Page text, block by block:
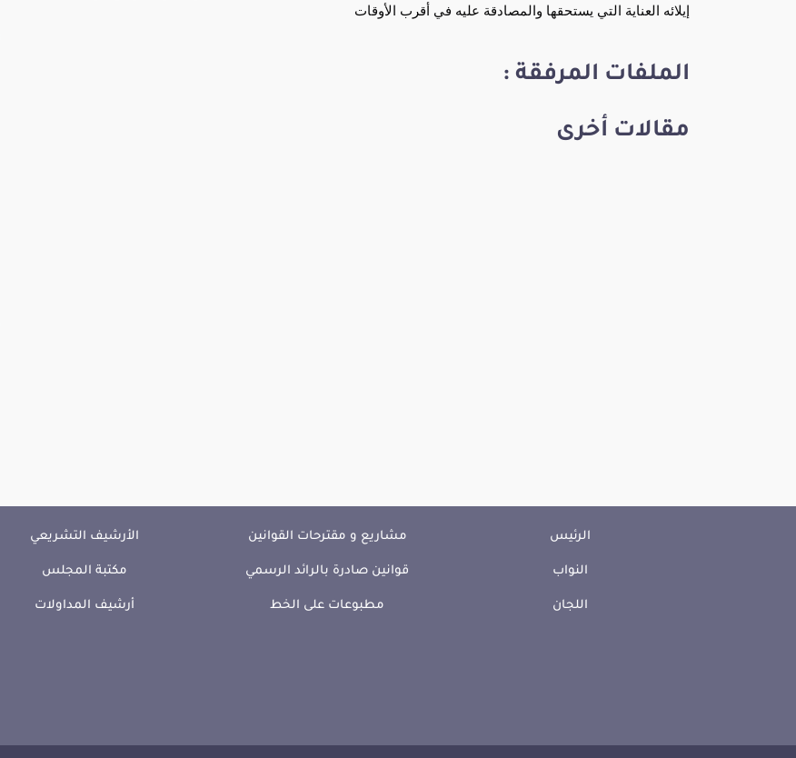
إيلائه العناية التي يستحقها والمصادقة عليه في أقرب الأوقات
الملفات المرفقة :
مقالات أخرى
الرئيس
النواب
اللجان
مشاريع و مقترحات القوانين
قوانين صادرة بالرائد الرسمي
مطبوعات على الخط
الأرشيف التشريعي
مكتبة المجلس
أرشيف المداولات